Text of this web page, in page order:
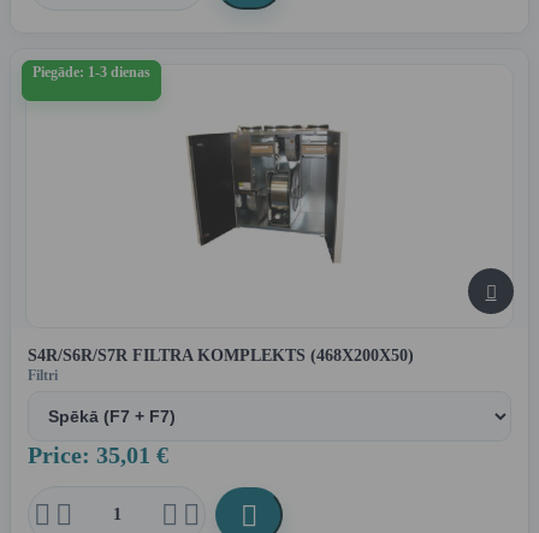
Piegāde: 1-3 dienas

S4R/S6R/S7R FILTRA KOMPLEKTS (468X200X50)
Filtri
Price: 35,01 €
    